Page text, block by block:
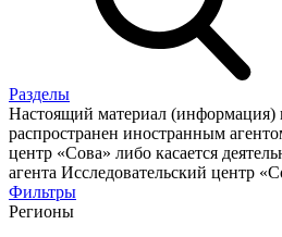
Разделы
Настоящий материал (информация)
распространен иностранным
центр «Сова» либо касается
агента Исследовательский центр
Фильтры
Регионы